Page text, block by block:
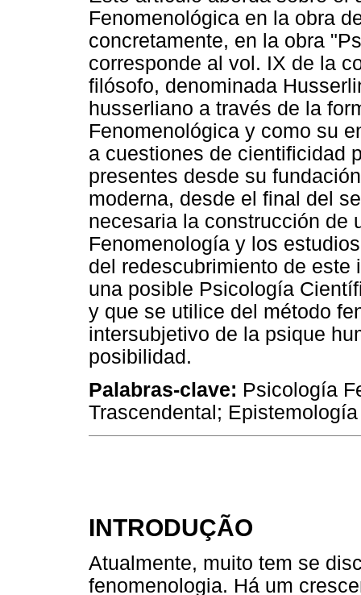
Fenomenológica en la obra
concretamente, en la obra
corresponde al vol. IX de la
filósofo, denominada
husserliano a través de la
Fenomenológica y como su
a cuestiones de cientificidad
presentes desde su
moderna, desde el final del
necesaria la construcción de
Fenomenología y los
del redescubrimiento de este
una posible Psicología
y que se utilice del método
intersubjetivo de la psique
posibilidad.
Palabras-clave: Psicología
Trascendental;
INTRODUÇÃO
Atualmente, muito tem se
fenomenologia. Há um